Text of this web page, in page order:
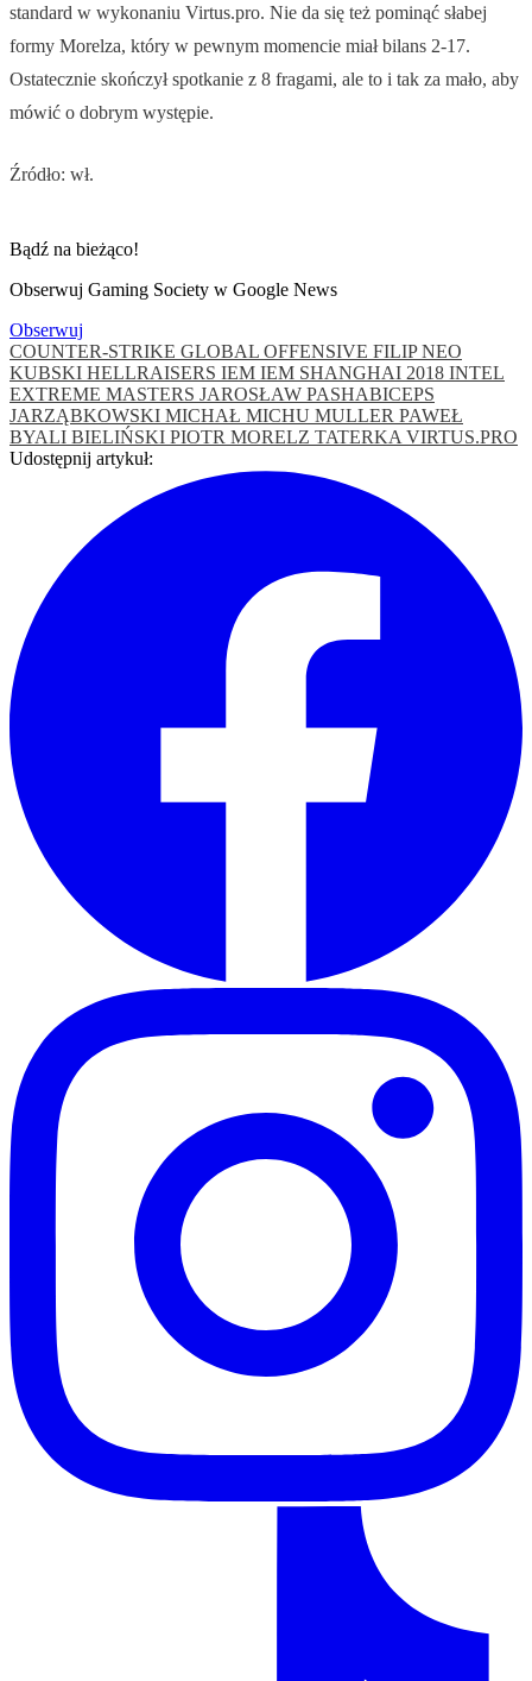
standard w wykonaniu Virtus.pro. Nie da się też pominąć słabej
formy Morelza, który w pewnym momencie miał bilans 2-17.
Ostatecznie skończył spotkanie z 8 fragami, ale to i tak za mało, aby
mówić o dobrym występie.
Źródło: wł.
Bądź na bieżąco!
Obserwuj Gaming Society w Google News
Obserwuj
COUNTER-STRIKE GLOBAL OFFENSIVE FILIP NEO
KUBSKI HELLRAISERS IEM IEM SHANGHAI 2018 INTEL
EXTREME MASTERS JAROSŁAW PASHABICEPS
JARZĄBKOWSKI MICHAŁ MICHU MULLER PAWEŁ
BYALI BIELIŃSKI PIOTR MORELZ TATERKA VIRTUS.PRO
Udostępnij artykuł: